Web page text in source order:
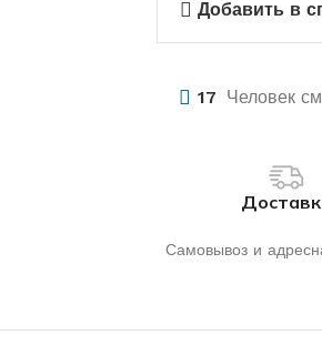
Добавить в
17 Человек
Самовывоз и